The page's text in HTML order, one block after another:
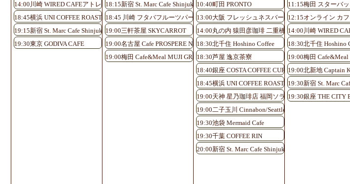
14:00川崎 WIRED CAFEアトレ川崎店
18:45横浜 UNI COFFEE ROASTERY
19:15新宿 St. Marc Cafe Shinjuku Shinminami-guchi
19:30東京 GODIVA CAFE
18:15新宿 St. Marc Cafe Shinjuku Shinminami-guchi
18:45 川崎 フタバフルーツパーラー アトレ川崎店
19:00三軒茶屋 SKYCARROT
19:00名古屋 Cafe PROSPERE Nayabashi
19:00梅田 Cafe&Meal MUJI GRAND FRONT OSAKA
10:40町田 PRONTO
13:00大阪 フレッシュネスバーガーKITTE大阪店
14:00丸の内 猿田彦珈琲 二重橋前駅店
18:30北千住 Hoshino Coffee
18:30芦屋 逸京茶寮
18:40銀座 COSTA COFFEE CURA銀座店
18:45横浜 UNI COFFEE ROASTERY
19:00天神 星乃珈琲店 福岡ソラリア店
19:00二子玉川 Cinnabon/Seattle’s Best Coffee
19:30池袋 Mermaid Cafe
19:30千葉 COFFEE RIN
20:00新宿 St. Marc Cafe Shinjuku Shinminami-guchi
11:15梅田 スターバ
12:15オンライン カフ
14:00川崎 WIRED
18:30北千住 Hoshino
19:00梅田
19:00北新地 Captain
19:30新宿 St. Marc
19:30銀座 THE CITY